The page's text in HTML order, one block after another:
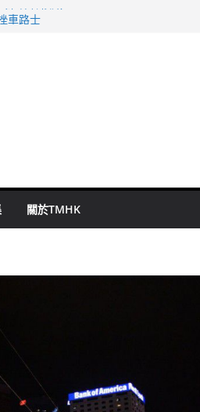
保釋候訊
關於TMHK